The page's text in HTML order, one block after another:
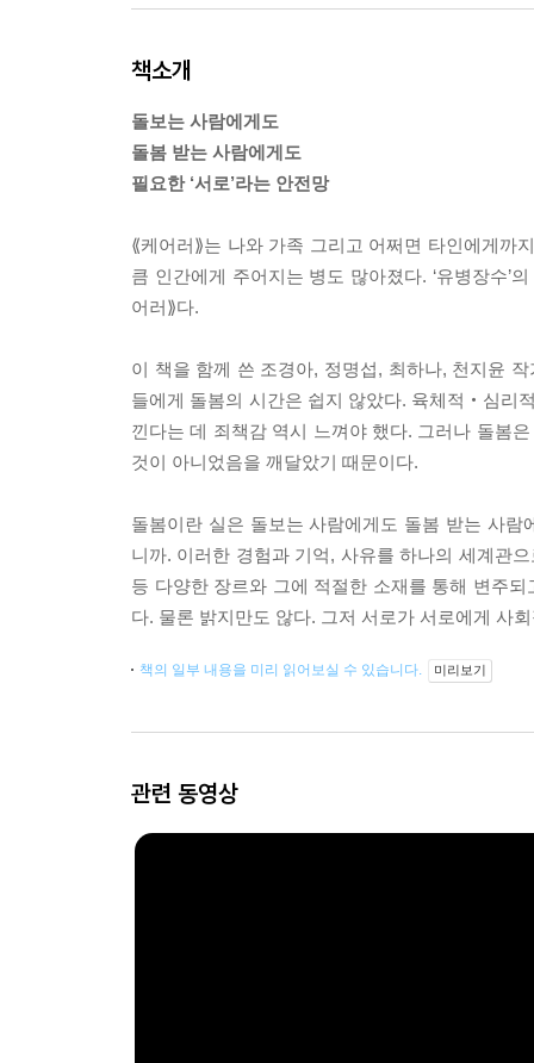
책소개
돌보는 사람에게도
돌봄 받는 사람에게도
필요한 ‘서로’라는 안전망
⟪케어러⟫는 나와 가족 그리고 어쩌면 타인에게까
큼 인간에게 주어지는 병도 많아졌다. ‘유병장수’
어러⟫다.
이 책을 함께 쓴 조경아, 정명섭, 최하나, 천지윤
들에게 돌봄의 시간은 쉽지 않았다. 육체적‧심리
낀다는 데 죄책감 역시 느껴야 했다. 그러나 돌봄
것이 아니었음을 깨달았기 때문이다.
돌봄이란 실은 돌보는 사람에게도 돌봄 받는 사
니까. 이러한 경험과 기억, 사유를 하나의 세계관
등 다양한 장르와 그에 적절한 소재를 통해 변주
다. 물론 밝지만도 않다. 그저 서로가 서로에게 사
책의 일부 내용을 미리 읽어보실 수 있습니다. 미리보기
관련 동영상